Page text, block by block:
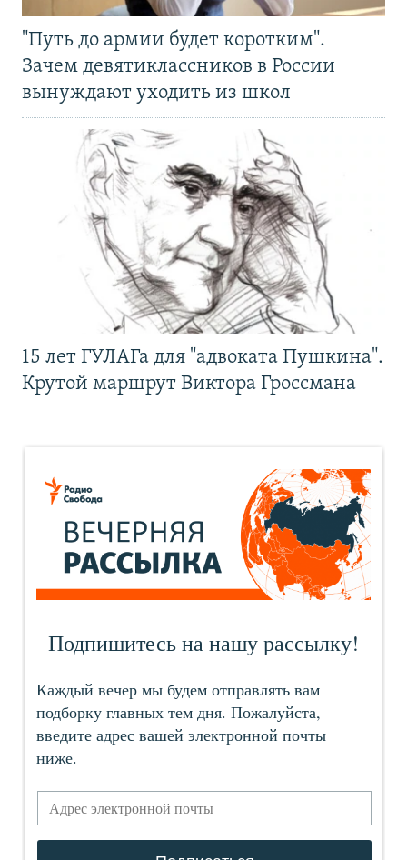
"Путь до армии будет коротким".
Зачем девятиклассников в России
вынуждают уходить из школ
15 лет ГУЛАГа для "адвоката Пушкина".
Крутой маршрут Виктора Гроссмана